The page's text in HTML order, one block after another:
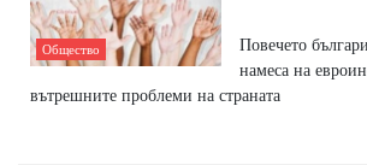
Общество
Повечето
намеса на
вътрешните проблеми на страната